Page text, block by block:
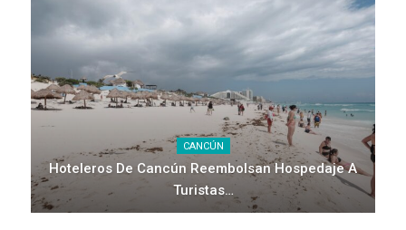
CANCÚN
Hoteleros De Cancún Reembolsan Hospedaje A
Turistas…